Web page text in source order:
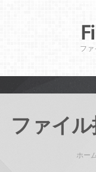
フ
ファイ
ホー